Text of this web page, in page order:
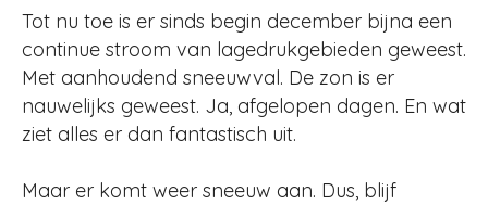
Tot nu toe is er sinds begin december bijna een
continue stroom van lagedrukgebieden geweest.
Met aanhoudend sneeuwval. De zon is er
nauwelijks geweest. Ja, afgelopen dagen. En wat
ziet alles er dan fantastisch uit.
Maar er komt weer sneeuw aan. Dus, blijf